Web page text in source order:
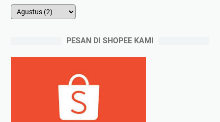
PESAN DI SHOPEE KAMI